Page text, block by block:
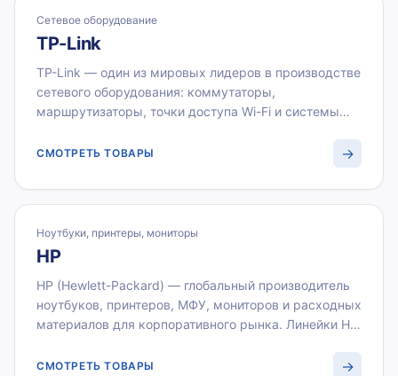
Сетевое оборудование
TP-Link
TP-Link — один из мировых лидеров в производстве
сетевого оборудования: коммутаторы,
маршрутизаторы, точки доступа Wi-Fi и системы
для корпоративных сетей, офисов и
поставляет полный ассортимент TP-Link для
юридических лиц по безналичному расчёту с НДС
22 %.
СМОТРЕТЬ ТОВАРЫ →
Ноутбуки, принтеры, мониторы
HP
HP (Hewlett-Packard) — глобальный производитель
ноутбуков, принтеров, МФУ, мониторов и расходных
материалов для корпоративного рынка. Линейки HP
надёжность и долгий срок службы в офисной
СМОТРЕТЬ ТОВАРЫ →